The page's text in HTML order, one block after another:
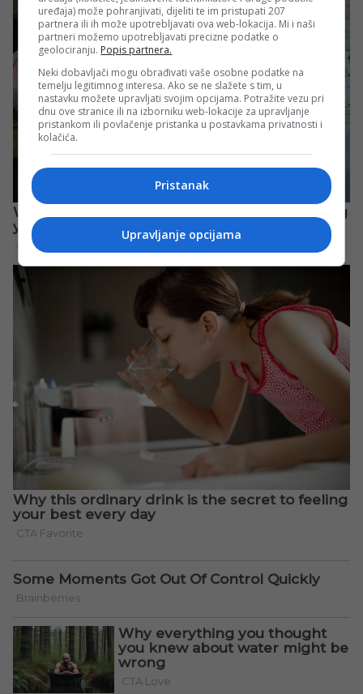
uređaja) može pohranjivati, dijeliti te im pristupati 207
partnera ili ih može upotrebljavati ova web-lokacija. Mi i naši
partneri možemo upotrebljavati precizne podatke o
geolociranju. Popis partnera.
Neki dobavljači mogu obrađivati vaše osobne podatke na
temelju legitimnog interesa. Ako se ne slažete s tim, u
nastavku možete upravljati svojim opcijama. Potražite vezu pri
dnu ove stranice ili na izborniku web-lokacije za upravljanje
pristankom ili povlačenje pristanka u postavkama privatnosti i
kolačića.
Pristanak
Upravljanje opcijama